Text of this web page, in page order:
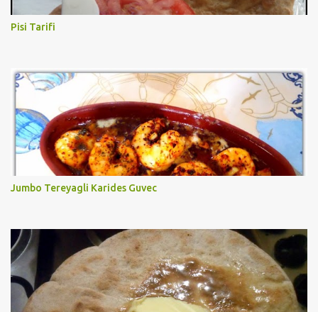
Pisi Tarifi
Jumbo Tereyagli Karides Guvec